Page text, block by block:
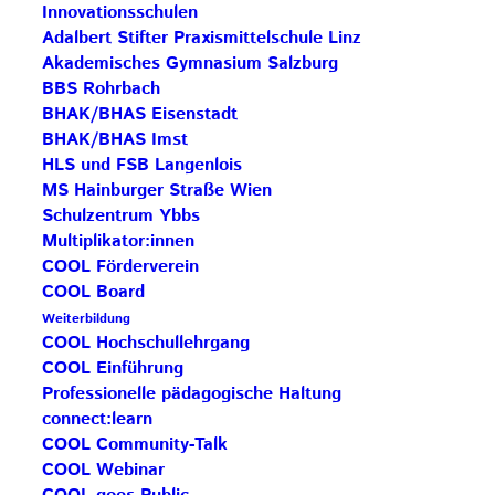
Innovationsschulen
Adalbert Stifter Praxismittelschule Linz
Akademisches Gymnasium Salzburg
BBS Rohrbach
BHAK/BHAS Eisenstadt
BHAK/BHAS Imst
HLS und FSB Langenlois
MS Hainburger Straße Wien
Schulzentrum Ybbs
Multiplikator:innen
COOL Förderverein
COOL Board
Weiterbildung
COOL Hochschullehrgang
COOL Einführung
Professionelle pädagogische Haltung
connect:learn
COOL Community-Talk
COOL Webinar
Award“!
Beitrag teilen
AKTUELLE BEITRÄGE
Save the Date: COOL Biennale 2027
BG Zaunergasse SBG – Partnerschule
Rezertifizierung HAK Neumarkt –
Impulsschule